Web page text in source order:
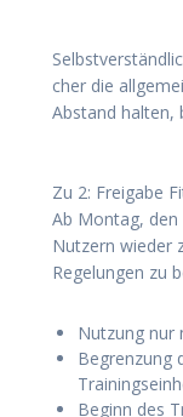
cher die
Abstand hal­ten,
Zu 2: Frei­ga­be
Ab Mon­tag, den
Nut­zern wie­der
Rege­lun­gen zu
Nut­zung nur
Begren­zung
Beginn des